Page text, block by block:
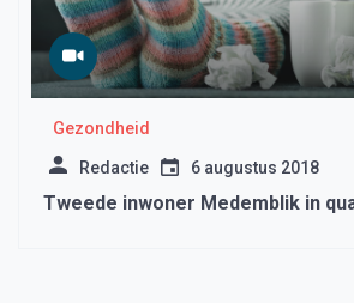
Gezondheid
Redactie 6 augustus 2018
Tweede inwoner Medemblik in